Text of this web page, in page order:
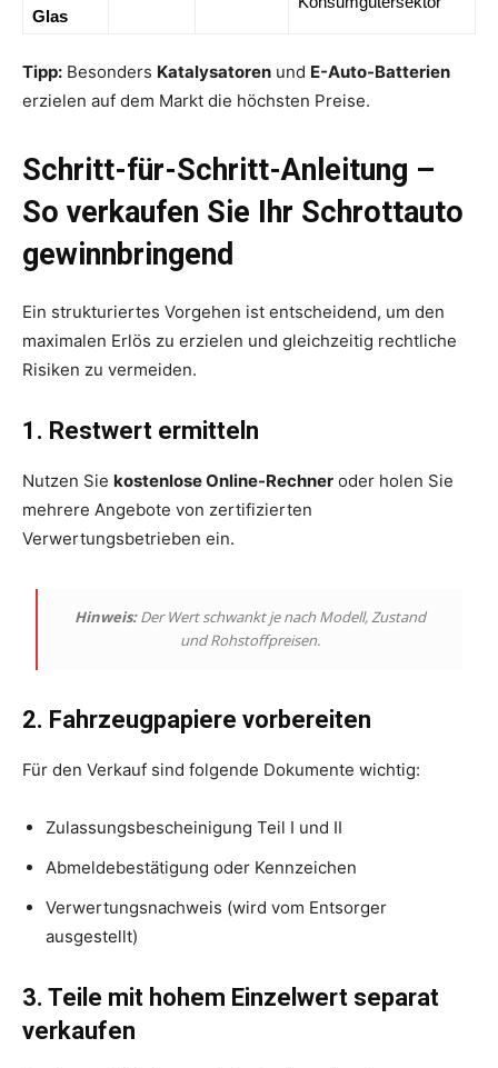
Glas
Tipp: Besonders Katalysatoren und E-Auto-Batterien
erzielen auf dem Markt die höchsten Preise.
Schritt-für-Schritt-Anleitung –
So verkaufen Sie Ihr Schrottauto
gewinnbringend
Ein strukturiertes Vorgehen ist entscheidend, um den
maximalen Erlös zu erzielen und gleichzeitig rechtliche
Risiken zu vermeiden.
1. Restwert ermitteln
Nutzen Sie kostenlose Online-Rechner oder holen Sie
mehrere Angebote von zertifizierten
Verwertungsbetrieben ein.
Hinweis:Der Wert schwankt je nach Modell, Zustand
und Rohstoffpreisen.
2. Fahrzeugpapiere vorbereiten
Für den Verkauf sind folgende Dokumente wichtig:
Zulassungsbescheinigung Teil I und II
Abmeldebestätigung oder Kennzeichen
Verwertungsnachweis (wird vom Entsorger
ausgestellt)
3. Teile mit hohem Einzelwert separat
verkaufen